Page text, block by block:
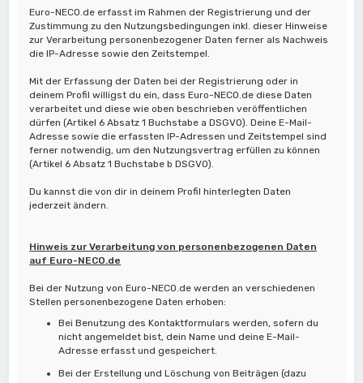
Euro-NECO.de erfasst im Rahmen der Registrierung und der
Zustimmung zu den Nutzungsbedingungen inkl. dieser Hinweise
zur Verarbeitung personenbezogener Daten ferner als Nachweis
die IP-Adresse sowie den Zeitstempel.
Mit der Erfassung der Daten bei der Registrierung oder in
deinem Profil willigst du ein, dass Euro-NECO.de diese Daten
verarbeitet und diese wie oben beschrieben veröffentlichen
dürfen (Artikel 6 Absatz 1 Buchstabe a DSGVO). Deine E-Mail-
Adresse sowie die erfassten IP-Adressen und Zeitstempel sind
ferner notwendig, um den Nutzungsvertrag erfüllen zu können
(Artikel 6 Absatz 1 Buchstabe b DSGVO).
Du kannst die von dir in deinem Profil hinterlegten Daten
jederzeit ändern.
Hinweis zur Verarbeitung von personenbezogenen Daten
auf Euro-NECO.de
Bei der Nutzung von Euro-NECO.de werden an verschiedenen
Stellen personenbezogene Daten erhoben:
Bei Benutzung des Kontaktformulars werden, sofern du
nicht angemeldet bist, dein Name und deine E-Mail-
Adresse erfasst und gespeichert.
Bei der Erstellung und Löschung von Beiträgen (dazu